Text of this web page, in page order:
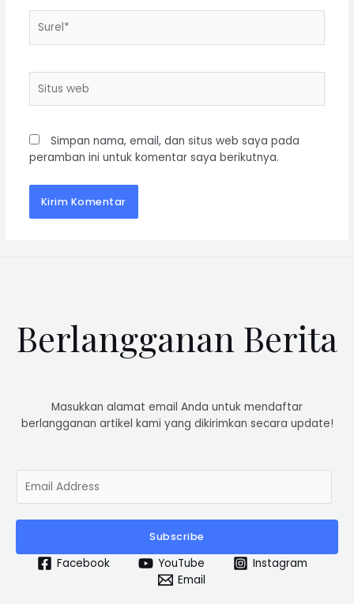
Simpan nama, email, dan situs web saya pada
peramban ini untuk komentar saya berikutnya.
Berlangganan Berita
Masukkan alamat email Anda untuk mendaftar
berlangganan artikel kami yang dikirimkan secara update!
m
i
Subscribe
Facebook YouTube
Instagram
Email